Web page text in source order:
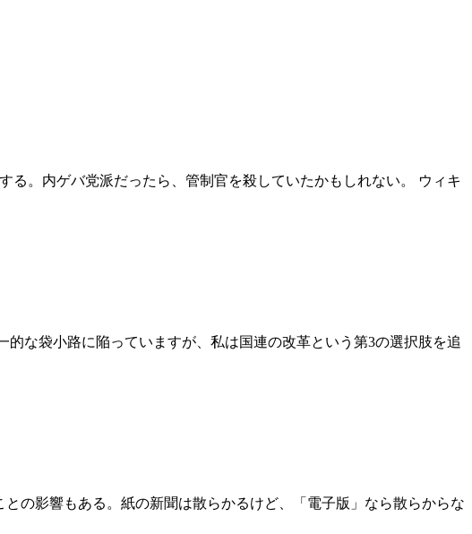
。内ゲバ党派だったら、管制官を殺していたかもしれない。 ウィキ
な袋小路に陥っていますが、私は国連の改革という第3の選択肢を追
の影響もある。紙の新聞は散らかるけど、「電子版」なら散らからな